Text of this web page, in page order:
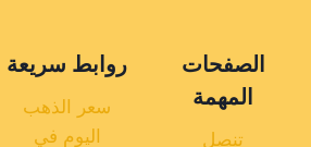
روابط سريعة
سعر الذهب
اليوم في
الصفحات
المهمة
تنصل